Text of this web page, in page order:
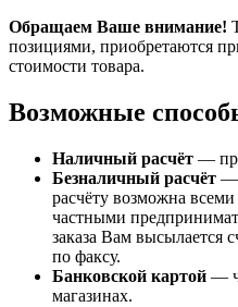
Обращаем Ваше внимание!
позициями, приобретаются
стоимости товара.
Возможные
Наличный расчёт —
Безналичный расчёт —
расчёту возможна
частными
заказа Вам высылается
по факсу.
Банковской картой —
магазинах.